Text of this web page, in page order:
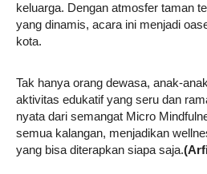
keluarga. Dengan atmosfer taman
yang dinamis, acara ini menjadi
kota.
Tak hanya orang dewasa, anak-
aktivitas edukatif yang seru dan
nyata dari semangat Micro
semua kalangan, menjadikan
yang bisa diterapkan siapa saja.